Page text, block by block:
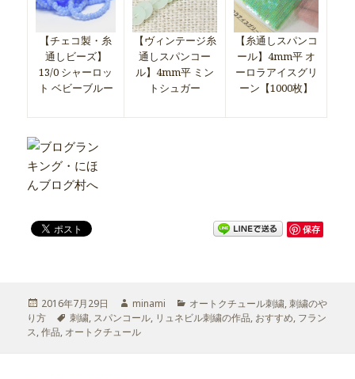
【チェコ製・糸
通しビーズ】
13/0 シャーロッ
ト ベビーブルー
【ヴィンテージ糸
通しスパンコー
ル】4mm平 ミン
トシュガー
【糸通しスパンコ
ール】4mm平 オ
ーロラアイスグリ
ーン【1000枚】
保存
投
稿
日:
2016年7月29日
作
成
者
minami
カ
テ
オートクチュール刺繍,刺繍のや
り方
タ
グ
刺繍, スパンコール, リュネビル刺繍の作品, おすすめ, フラン
ス,作品, オートクチュール